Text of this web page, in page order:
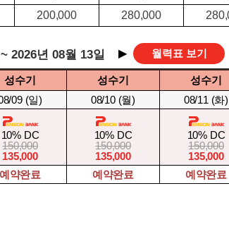
200,000 280,000